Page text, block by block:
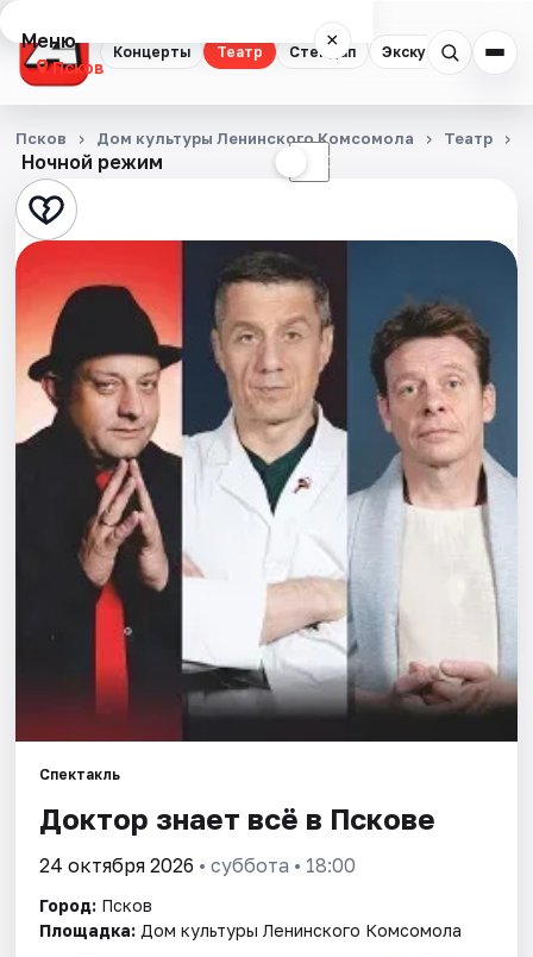
Концерты Театр Стендап Экскурсии
Меню ×
Псков
Концерты
Театр
Стендап
Экскурсии
События
Города
Площадки
Артисты
Рейтинги
Ночной режим ☾
Псков Дом культуры Ленинского Комсомола Театр
Спектакль
Доктор знает всё в Пскове
24 октября 2026 • суббота • 18:00
Город: Псков
Площадка: Дом культуры Ленинского Комсомола